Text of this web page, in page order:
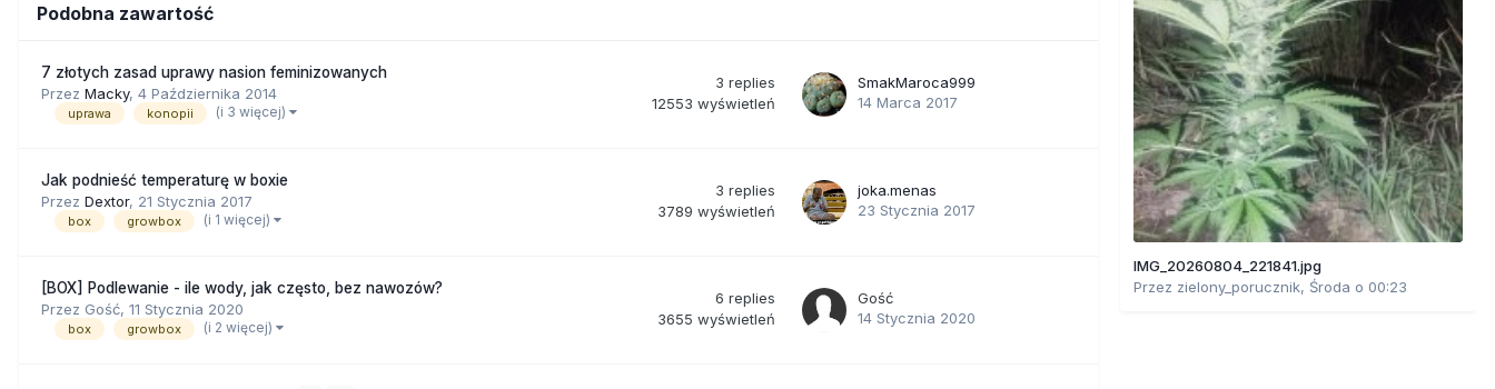
Podobna zawartość
7 złotych zasad uprawy nasion feminizowanych
Przez Macky, 4 Października 2014
uprawa konopii (i 3 więcej)
3 replies
12553 wyświetleń
SmakMaroca999
14 Marca 2017
Jak podnieść temperaturę w boxie
Przez Dextor, 21 Stycznia 2017
box growbox (i 1 więcej)
3 replies
3789 wyświetleń
joka.menas
23 Stycznia 2017
[BOX] Podlewanie - ile wody, jak często, bez nawozów?
Przez Gość, 11 Stycznia 2020
box growbox (i 2 więcej)
6 replies
3655 wyświetleń
Gość
14 Stycznia 2020
IMG_20260804_221841.jpg
Przez zielony_porucznik, Środa o 00:23